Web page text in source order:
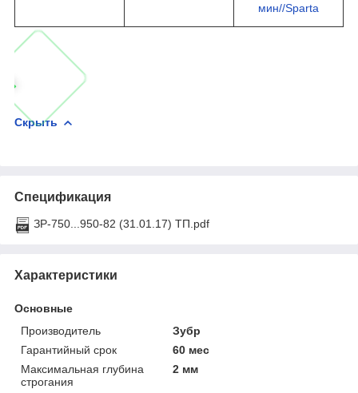
мин//Sparta
Скрыть
Спецификация
ЗР-750...950-82 (31.01.17) ТП.pdf
Характеристики
Основные
Производитель
Зубр
Гарантийный срок
60 мес
Максимальная глубина
строгания
2 мм